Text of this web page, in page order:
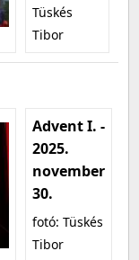
Tüskés
Tibor
Advent I. -
2025.
november
30.
fotó: Tüskés
Tibor